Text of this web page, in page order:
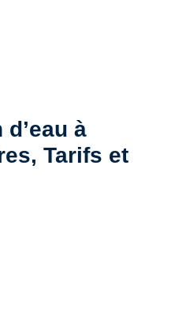
à
Tarifs et